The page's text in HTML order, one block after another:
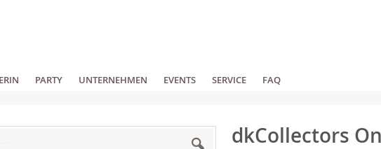
PARTY UNTERNEHMEN EVENTS SERVICE FAQ
dkCollectors